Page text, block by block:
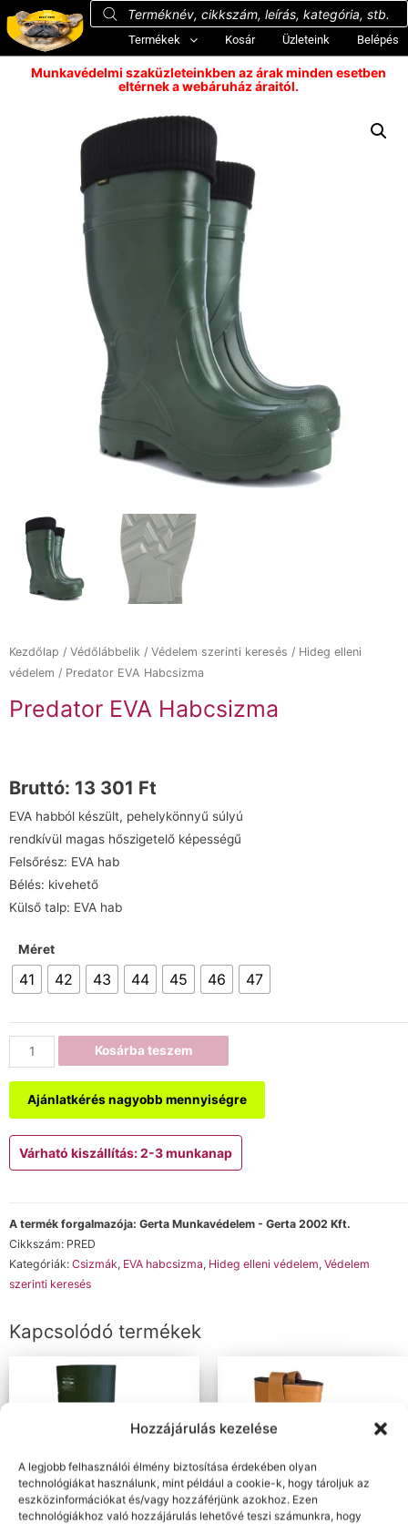
Hozzájárulás kezelése
A legjobb felhasználói élmény biztosítása érdekében olyan
technológiákat használunk, mint például a cookie-k, hogy tároljuk az
eszközinformációkat és/vagy hozzáférjünk azokhoz. Ezen
technológiákhoz való hozzájárulás lehetővé teszi számunkra, hogy
Termékek Kosár Üzleteink Belépés
Munkavédelmi szaküzleteinkben az árak minden esetben
eltérnek a webáruház áraitól.
Kezdőlap / Védőlábbelik / Védelem szerinti keresés / Hideg elleni
védelem / Predator EVA Habcsizma
Predator EVA Habcsizma
Bruttó: 13 301 Ft
EVA habból készült, pehelykönnyű súlyú
rendkívül magas hőszigetelő képességű
Felsőrész: EVA hab
Bélés: kivehető
Külső talp: EVA hab
Méret
41 42 43 44 45 46 47
Kosárba teszem
Ajánlatkérés nagyobb mennyiségre
Várható kiszállítás: 2-3 munkanap
A termék forgalmazója: Gerta Munkavédelem - Gerta 2002 Kft.
Cikkszám: PRED
Kategóriák: Csizmák, EVA habcsizma, Hideg elleni védelem, Védelem
szerinti keresés
Kapcsolódó termékek